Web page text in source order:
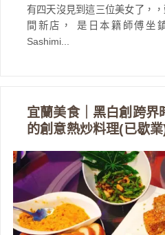
有四天沒見到這三位美女了，
間新店， 是日本籍師傅坐
Sashimi...
宜蘭美食｜黑白創跨界
的創意熱炒料理(已歇